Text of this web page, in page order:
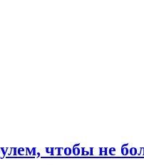
чтобы не